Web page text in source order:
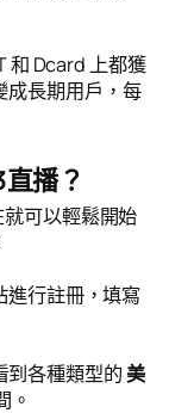
和 Dcard 上都獲
成長期用戶，每
播？
可以輕鬆開始
行註冊，填寫
到各種類型的 美
。